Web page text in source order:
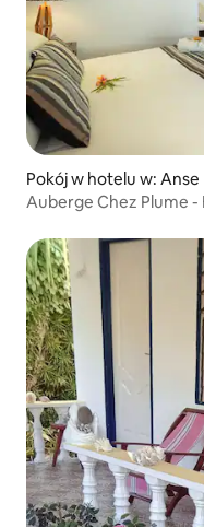
Pokój w hotelu w: Anse
Auberge Chez Plume -